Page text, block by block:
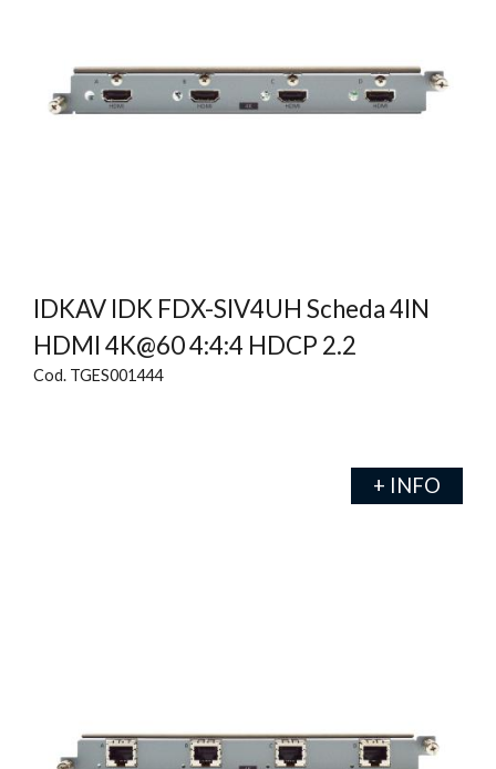
IDKAV IDK FDX-SIV4UH Scheda 4IN
HDMI 4K@60 4:4:4 HDCP 2.2
Cod. TGES001444
+ INFO